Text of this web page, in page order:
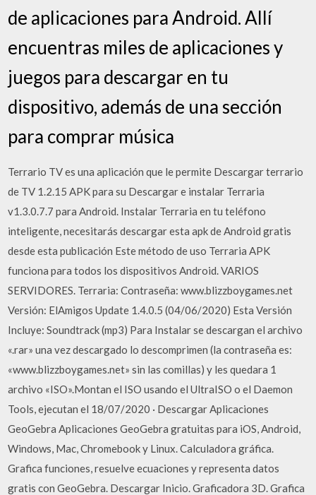
de aplicaciones para Android. Allí
encuentras miles de aplicaciones y
juegos para descargar en tu
dispositivo, además de una sección
para comprar música
Terrario TV es una aplicación que le permite Descargar terrario
de TV 1.2.15 APK para su Descargar e instalar Terraria
v1.3.0.7.7 para Android. Instalar Terraria en tu teléfono
inteligente, necesitarás descargar esta apk de Android gratis
desde esta publicación Este método de uso Terraria APK
funciona para todos los dispositivos Android. VARIOS
SERVIDORES. Terraria: Contraseña: www.blizzboygames.net
Versión: ElAmigos Update 1.4.0.5 (04/06/2020) Esta Versión
Incluye: Soundtrack (mp3) Para Instalar se descargan el archivo
«.rar» una vez descargado lo descomprimen (la contraseña es:
«www.blizzboygames.net» sin las comillas) y les quedara 1
archivo «ISO».Montan el ISO usando el UltraISO o el Daemon
Tools, ejecutan el 18/07/2020 · Descargar Aplicaciones
GeoGebra Aplicaciones GeoGebra gratuitas para iOS, Android,
Windows, Mac, Chromebook y Linux. Calculadora gráfica.
Grafica funciones, resuelve ecuaciones y representa datos
gratis con GeoGebra. Descargar Inicio. Graficadora 3D. Grafica